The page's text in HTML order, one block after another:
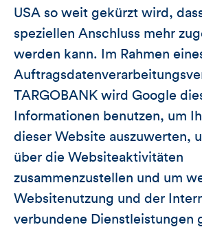
USA so weit gekürzt wird,
speziellen Anschluss mehr
werden kann. Im Rahmen
TARGOBANK wird Google
Informationen benutzen, um
dieser Website auszuwerten,
über die Websiteaktivitäten
zusammenzustellen und um
Websitenutzung und der
verbundene Dienstleistungen